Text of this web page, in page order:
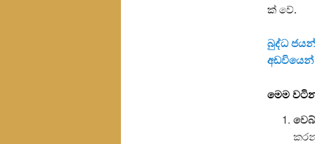
ක් වේ.
බුද්ධ
අඩවියෙන්
මෙම